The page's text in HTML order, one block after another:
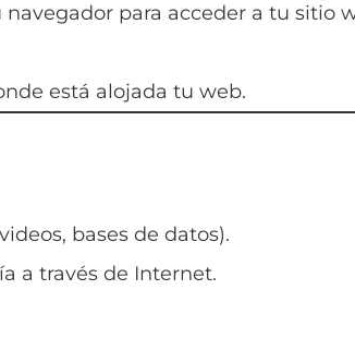
para acceder a tu sitio
está alojada tu web.
bases de datos).
a través de Internet.